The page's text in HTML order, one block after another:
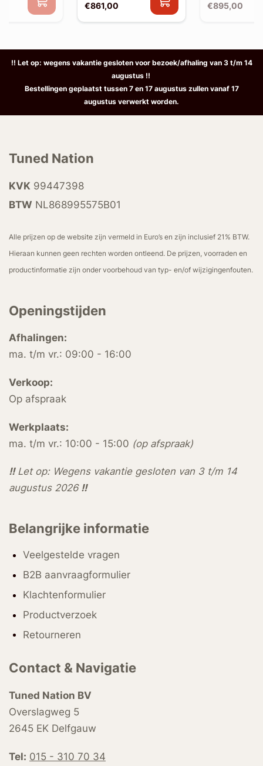
€861,00 €895,00
!! Let op: wegens vakantie gesloten voor bezoek/afhaling van 3 t/m 14
augustus !!
Bestellingen geplaatst tussen 7 en 17 augustus zullen vanaf 17
augustus verwerkt worden.
Tuned Nation
KVK 99447398
BTW NL868995575B01
Alle prijzen op de website zijn vermeld in Euro’s en zijn inclusief 21% BTW.
Hieraan kunnen geen rechten worden ontleend. De prijzen, voorraden en
productinformatie zijn onder voorbehoud van typ- en/of wijzigingenfouten.
Openingstijden
Afhalingen:
ma. t/m vr.: 09:00 - 16:00
Verkoop:
Op afspraak
Werkplaats:
ma. t/m vr.: 10:00 - 15:00 (op afspraak)
!!Let op: Wegens vakantie gesloten van 3 t/m 14
augustus 2026 !!
Belangrijke informatie
Veelgestelde vragen
B2B aanvraagformulier
Klachtenformulier
Productverzoek
Retourneren
Contact & Navigatie
Tuned Nation BV
Overslagweg 5
2645 EK Delfgauw
Tel: 015 - 310 70 34